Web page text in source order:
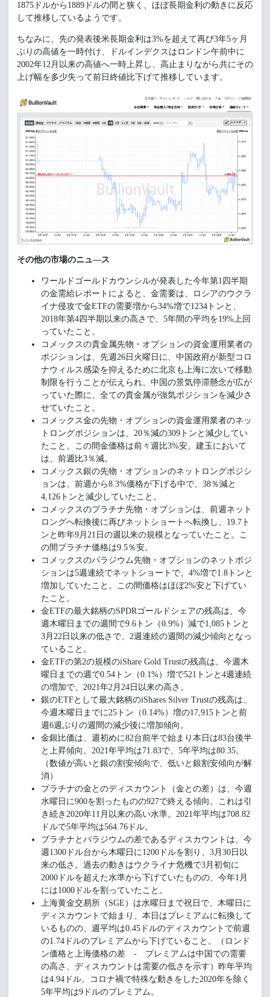
1875ドルから1889ドルの間と狭く、ほぼ長期金利の動きに反応
して推移しているようです。
ちなみに、先の発表後米長期金利は3%を超えて再び3年5ヶ月
ぶりの高値を一時付け、ドルインデクスはロンドン午前中に
2002年12月以来の高値へ一時上昇し、高止まりながら共にその
上げ幅を多少失って前日終値比下げて推移しています。
その他の市場のニュ―ス
ワールドゴールドカウンシルが発表した今年第1四半期
の金需給レポートによると、金需要は、ロシアのウクラ
イナ侵攻で金ETFの需要増から34%増で1234トンと、
2018年第4四半期以来の高さで、5年間の平均を19%上回
っていたこと。
コメックスの貴金属先物・オプションの資金運用業者の
ポジションは、先週26日火曜日に、中国政府が新型コロ
ナウィルス感染を抑えるために北京も上海に次いで移動
制限を行うことが伝えられ、中国の景気停滞懸念が広が
っていた際に、全ての貴金属が強気ポジションを減少さ
せていたこと。
コメックス金の先物・オプションの資金運用業者のネッ
トロングポジションは、20％減の309トンと減少してい
たこと。この間金価格は前々週比3%安。建玉において
は、前週比3％減。
コメックス銀の先物・オプションのネットロングポジシ
ョンは、前週から8.3%価格が下げる中で、38％減と
4,126トンと減少していたこと。
コメックスのプラチナ先物・オプションは、前週ネット
ロングへ転換後に再びネットショートへ転換し、19.7ト
ンと昨年9月21日の週以来の規模となっていたこと。こ
の間プラチナ価格は9.5％安。
コメックスのパラジウム先物・オプションのネットポジ
ションは5週連続でネットショートで、4%増で1.8トンと
増加していたこと。この間価格はほぼ2%安と下げてい
たこと。
金ETFの最大銘柄のSPDRゴールドシェアの残高は、今
週木曜日までの週間で9.6トン（0.9%）減で1,085トンと
3月22日以来の低さで、2週連続の週間の減少傾向となっ
ていること。
金ETFの第2の規模のiShare Gold Trustの残高は、今週木
曜日までの週で0.54トン（0.1%）増で521トンと4週連続
の増加で、2021年2月24日以来の高さ。
銀のETFとして最大銘柄のiShares Silver Trustの残高は、
今週木曜日までに25トン（0.14%）増の17,915トンと前
週6週ぶりの週間の減少後に増加傾向。
金銀比価は、週初めに82台前半で始まり本日は83台後半
と上昇傾向。2021年平均は71.83で、5年平均は80.35。
（数値が高いと銀の割安傾向で、低いと銀割安傾向が解
消）
プラチナの金とのディスカウント（金との差）は、今週
水曜日に900を割ったものの927で終える傾向。これは引
き続き2020年11月以来の高い水準。2021年平均は708.82
ドルで5年平均は564.76ドル。
プラチナとパラジウムの差であるディスカウントは、今
週1300ドル台から木曜日に1200ドルを割り、3月30日以
来の低さ。過去の動きはウクライナ危機で3月初旬に
2000ドルを超えた水準から下げていたものの、今年1月
には1000ドルを割っていたこと。
上海黄金交易所（SGE）は水曜日まで祝日で、木曜日に
ディスカウントで始まり、本日はプレミアムに転換して
いるものの、週平均は0.45ドルのディスカウントで前週
の1.74ドルのプレミアムから下げていること。（ロンド
ン価格と上海価格の差 - プレミアムは中国での需要
の高さ、ディスカウントは需要の低さを示す）昨年平均
は4.94ドル。コロナ禍で特殊な動きをした2020年を除く
5年平均は9ドルのプレミアム。